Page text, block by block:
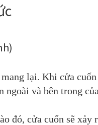
)
lại. Khi cửa
ngoài và bên trong
đó, cửa cuốn sẽ xảy